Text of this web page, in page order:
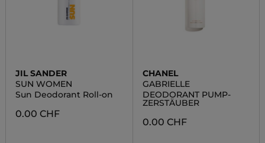
JIL SANDER
SUN WOMEN
Sun Deodorant Roll-on
0.00 CHF
CHANEL
GABRIELLE
DEODORANT PUMP-
ZERSTÄUBER
0.00 CHF